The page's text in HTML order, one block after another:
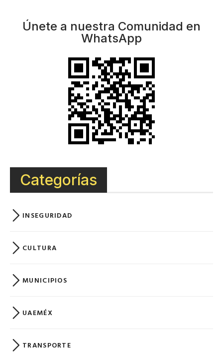
Únete a nuestra Comunidad en
WhatsApp
Categorías
INSEGURIDAD
CULTURA
MUNICIPIOS
UAEMÉX
TRANSPORTE